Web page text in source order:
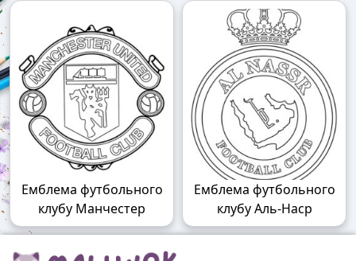
Емблема футбольного
клубу Манчестер
Емблема футбольного
клубу Аль-Наср